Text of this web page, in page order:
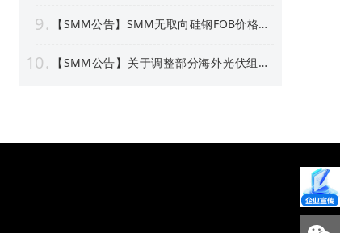
9
【SMM公告】SMM无取向硅钢FOB价格点
10
【SMM公告】关于调整部分海外光伏组件